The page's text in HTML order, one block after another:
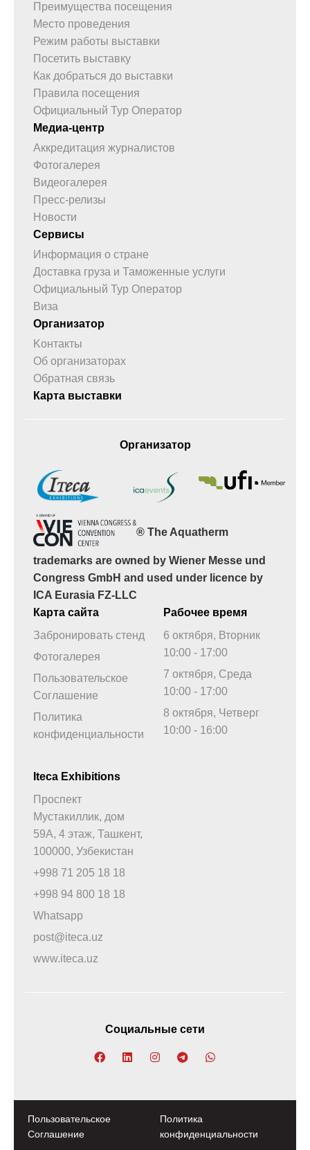
Преимущества посещения
Место проведения
Режим работы выставки
Посетить выставку
Как добраться до выставки
Правила посещения
Официальный Тур Оператор
Медиа-центр
Аккредитация журналистов
Фотогалерея
Видеогалерея
Пресс-релизы
Новости
Сервисы
Информация о стране
Доставка груза и Таможенные услуги
Официальный Тур Оператор
Виза
Организатор
Kонтакты
Об организаторах
Обратная связь
Карта выставки
Организатор
® The Aquatherm
trademarks are owned by Wiener Messe und
Congress GmbH and used under licence by
ICA Eurasia FZ-LLC
Карта сайта
Забронировать стенд
Фотогалерея
Пользовательское
Соглашение
Политика
конфиденциальности
Рабочее время
6 октября, Вторник
10:00 - 17:00
7 октября, Среда
10:00 - 17:00
8 октября, Четверг
10:00 - 16:00
Iteca Exhibitions
Проспект
Мустакиллик, дом
59А, 4 этаж, Ташкент,
100000, Узбекистан
+998 71 205 18 18
+998 94 800 18 18
Whatsapp
post@iteca.uz
www.iteca.uz
Социальные сети
Пользовательское
Соглашение
Политика
конфиденциальности